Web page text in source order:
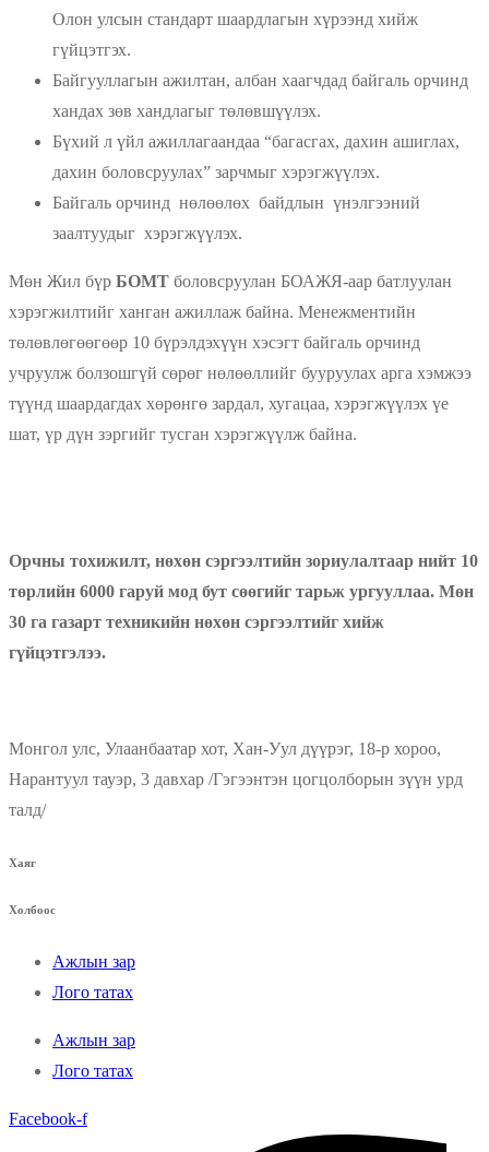
Олон улсын стандарт шаардлагын хүрээнд хийж
гүйцэтгэх.
Байгууллагын ажилтан, албан хаагчдад байгаль орчинд
хандах зөв хандлагыг төлөвшүүлэх.
Бүхий л үйл ажиллагаандаа “багасгах, дахин ашиглах,
дахин боловсруулах” зарчмыг хэрэгжүүлэх.
Байгаль орчинд нөлөөлөх байдлын үнэлгээний
заалтуудыг хэрэгжүүлэх.
Мөн Жил бүр БОМТ боловсруулан БОАЖЯ-аар батлуулан
хэрэгжилтийг ханган ажиллаж байна. Менежментийн
төлөвлөгөөгөөр 10 бүрэлдэхүүн хэсэгт байгаль орчинд
учруулж болзошгүй сөрөг нөлөөллийг бууруулах арга хэмжээ
түүнд шаардагдах хөрөнгө зардал, хугацаа, хэрэгжүүлэх үе
шат, үр дүн зэргийг тусган хэрэгжүүлж байна.
Орчны тохижилт, нөхөн сэргээлтийн зориулалтаар нийт 10
төрлийн 6000 гаруй мод бут сөөгийг тарьж ургууллаа. Мөн
30 га газарт техникийн нөхөн сэргээлтийг хийж
гүйцэтгэлээ.
Монгол улс, Улаанбаатар хот, Хан-Уул дүүрэг, 18-р хороо,
Нарантуул тауэр, 3 давхар /Гэгээнтэн цогцолборын зүүн урд
талд/
Хаяг
Холбоос
Ажлын зар
Лого татах
Ажлын зар
Лого татах
Facebook-f